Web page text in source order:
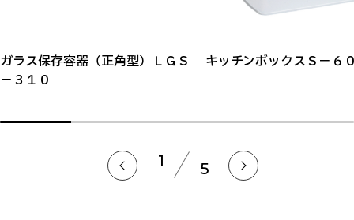
ガラス保存容器（正角型）ＬＧＳ
－３１０
キッチンボックスＳ－６
1 5